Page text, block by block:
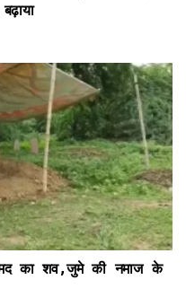
का शव,जुमे की नमाज के